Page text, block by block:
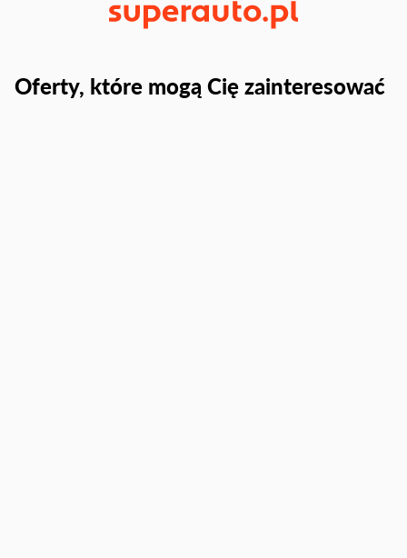
Oferty, które mogą Cię zainteresować